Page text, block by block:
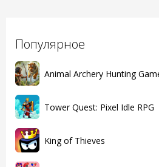
Популярное
Animal Archery Hunting
Tower Quest: Pixel Idle RPG
King of Thieves